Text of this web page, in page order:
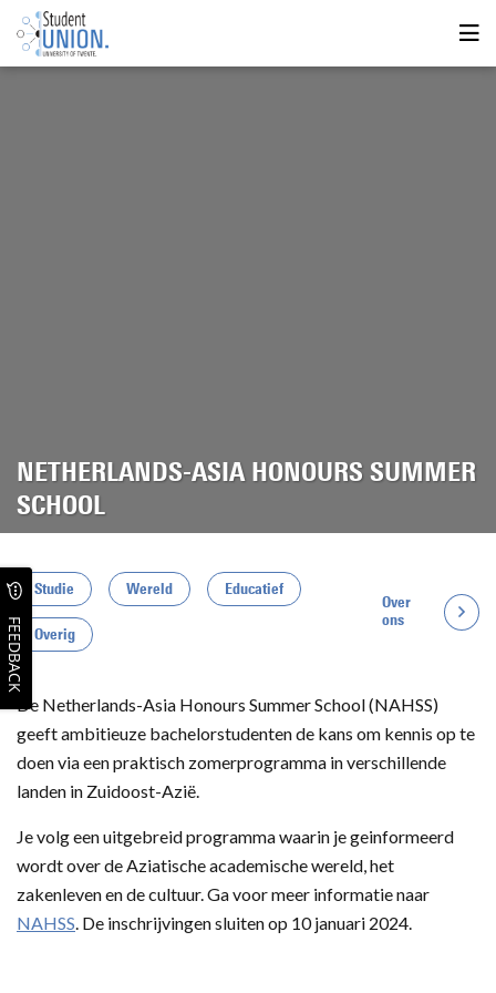
NETHERLANDS-ASIA HONOURS SUMMER
SCHOOL
Studie Wereld Educatief
Overig
Over
ons
De Netherlands-Asia Honours Summer School (NAHSS)
geeft ambitieuze bachelorstudenten de kans om kennis op te
doen via een praktisch zomerprogramma in verschillende
landen in Zuidoost-Azië.
Je volg een uitgebreid programma waarin je geinformeerd
wordt over de Aziatische academische wereld, het
zakenleven en de cultuur. Ga voor meer informatie naar
NAHSS. De inschrijvingen sluiten op 10 januari 2024.
FEEDBACK